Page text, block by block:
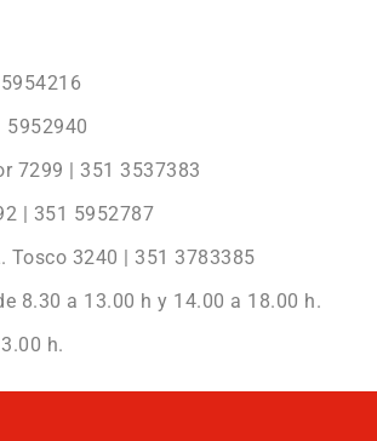
5952940
7299 | 351 3537383
| 351 5952787
Tosco 3240 | 351 3783385
8.30 a 13.00 h y 14.00 a 18.00 h.
h.